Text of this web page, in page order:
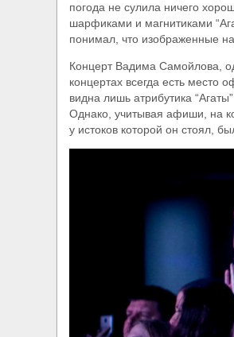
погода не сулила ничего
шарфиками и магнитиками
понимал, что изображенные
Концерт Вадима Самойлова,
концертах всегда есть место
видна лишь атрибутика
Однако, учитывая афиши, на
у истоков которой он стоял,